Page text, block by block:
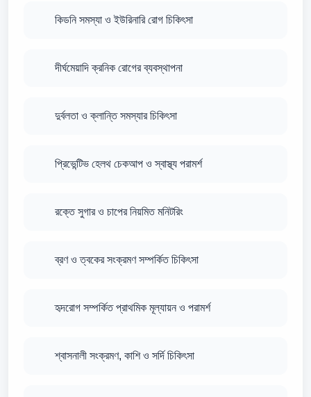
কিডনি সমস্যা ও ইউরিনারি রোগ চিকিৎসা
দীর্ঘমেয়াদি ক্রনিক রোগের ব্যবস্থাপনা
দুর্বলতা ও ক্লান্তি সমস্যার চিকিৎসা
প্রিভেন্টিভ হেলথ চেকআপ ও স্বাস্থ্য পরামর্শ
রক্তে সুগার ও চাপের নিয়মিত মনিটরিং
ব্রণ ও ত্বকের সংক্রমণ সম্পর্কিত চিকিৎসা
হৃদরোগ সম্পর্কিত প্রাথমিক মূল্যায়ন ও পরামর্শ
শ্বাসনালী সংক্রমণ, কাশি ও সর্দি চিকিৎসা